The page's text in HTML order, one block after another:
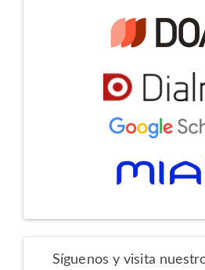
Redes
Síguenos y visita